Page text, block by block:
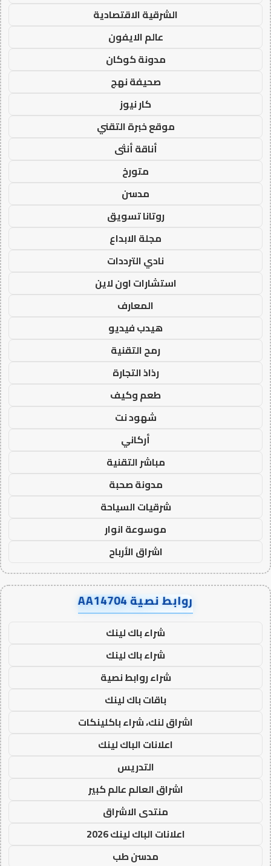
الشرقية الاقتصادية
عالم الايفون
مدونة كوكان
صحيفة نهج
كار نيوز
موقع خبرة التقني
أناقة أنثى
متورخ
مدسن
روتانا تسويق
مجلة الابداع
نادي الترددات
استشارات اون لاين
المعارف
هيدب فيديو
رمح التقنية
رذاذ التجارة
طعم وكيف
شهود نت
أركاني
مباشر التقنية
مدونة صحبة
شرقيات السياحة
موسوعة انوار
اشراق الأرباح
روابط نصية AA14704
شراء باك لينك
شراء باك لينك
شراء روابط نصية
باقات باك لينك
اشراق لنك، شراء باكلينكات
اعلانات الباك لينك
التدريس
اشراق العالم عالم كبير
منتدى الاشراق
اعلانات الباك لينك 2026
مدسن طب